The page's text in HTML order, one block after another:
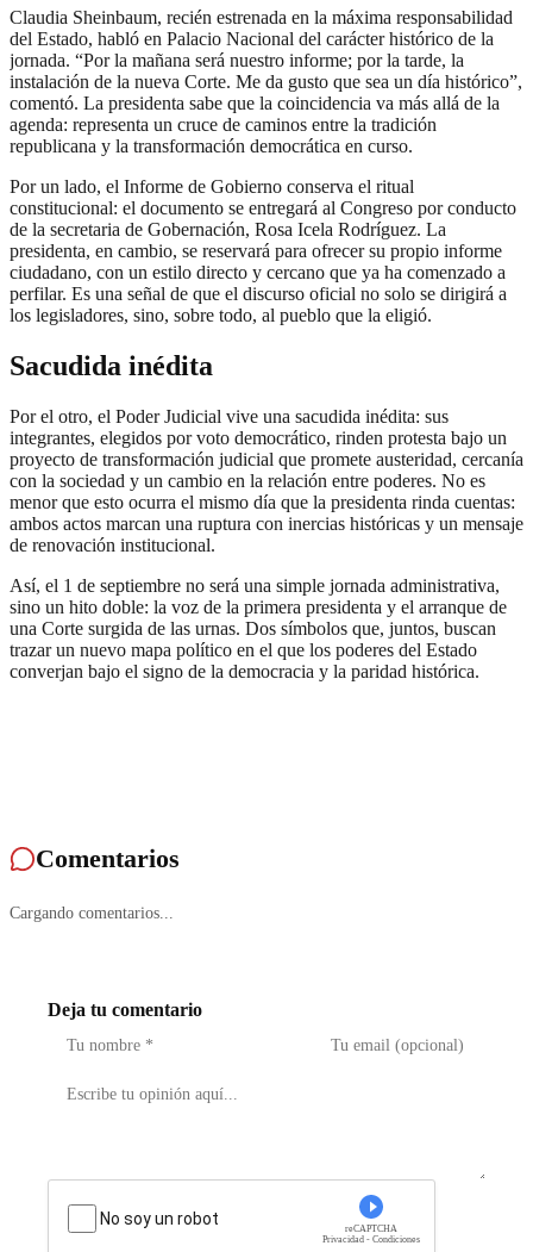
Claudia Sheinbaum, recién estrenada en la máxima responsabilidad
del Estado, habló en Palacio Nacional del carácter histórico de la
jornada. “Por la mañana será nuestro informe; por la tarde, la
instalación de la nueva Corte. Me da gusto que sea un día histórico”,
comentó. La presidenta sabe que la coincidencia va más allá de la
agenda: representa un cruce de caminos entre la tradición
republicana y la transformación democrática en curso.
Por un lado, el Informe de Gobierno conserva el ritual
constitucional: el documento se entregará al Congreso por conducto
de la secretaria de Gobernación, Rosa Icela Rodríguez. La
presidenta, en cambio, se reservará para ofrecer su propio informe
ciudadano, con un estilo directo y cercano que ya ha comenzado a
perfilar. Es una señal de que el discurso oficial no solo se dirigirá a
los legisladores, sino, sobre todo, al pueblo que la eligió.
Sacudida inédita
Por el otro, el Poder Judicial vive una sacudida inédita: sus
integrantes, elegidos por voto democrático, rinden protesta bajo un
proyecto de transformación judicial que promete austeridad, cercanía
con la sociedad y un cambio en la relación entre poderes. No es
menor que esto ocurra el mismo día que la presidenta rinda cuentas:
ambos actos marcan una ruptura con inercias históricas y un mensaje
de renovación institucional.
Así, el 1 de septiembre no será una simple jornada administrativa,
sino un hito doble: la voz de la primera presidenta y el arranque de
una Corte surgida de las urnas. Dos símbolos que, juntos, buscan
trazar un nuevo mapa político en el que los poderes del Estado
converjan bajo el signo de la democracia y la paridad histórica.
Comentarios
Cargando comentarios...
Deja tu comentario
No soy un robot
reCAPTCHA
Privacidad - Condiciones